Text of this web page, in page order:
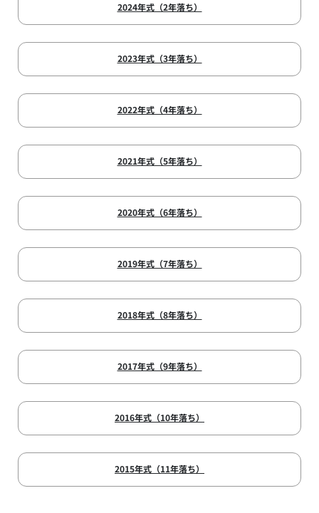
2024年式（2年落ち）
2023年式（3年落ち）
2022年式（4年落ち）
2021年式（5年落ち）
2020年式（6年落ち）
2019年式（7年落ち）
2018年式（8年落ち）
2017年式（9年落ち）
2016年式（10年落ち）
2015年式（11年落ち）